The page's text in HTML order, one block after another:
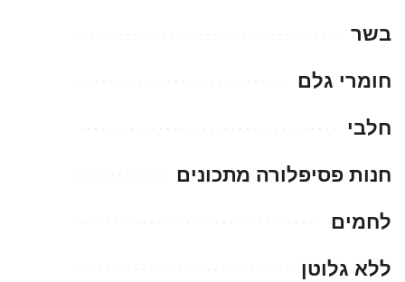
בשר
חומרי גלם
חלבי
חנות פסיפלורה מתכונים
לחמים
ללא גלוטן